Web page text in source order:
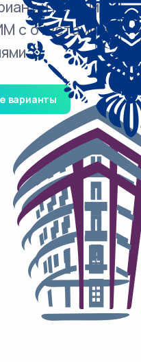
и получить
с ответами и
варианты